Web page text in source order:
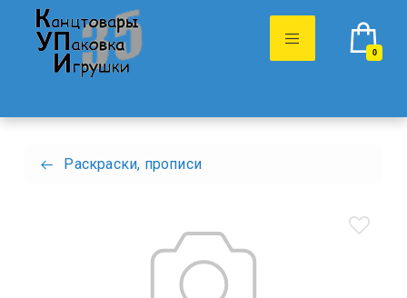
0
Раскраски, прописи